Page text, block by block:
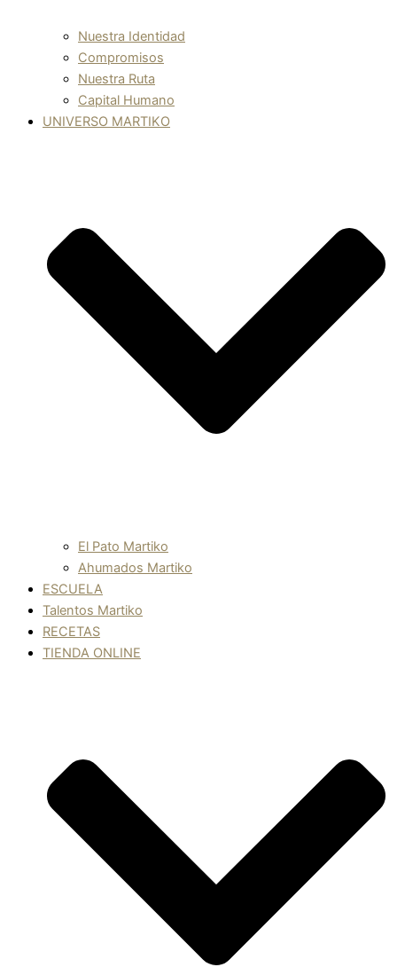
Nuestra Identidad
Compromisos
Nuestra Ruta
Capital Humano
UNIVERSO MARTIKO
El Pato Martiko
Ahumados Martiko
ESCUELA
Talentos Martiko
RECETAS
TIENDA ONLINE